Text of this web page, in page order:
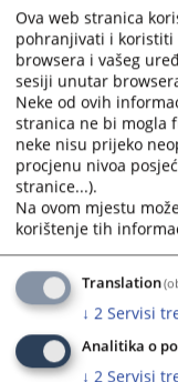
Mirza
postupke i etiku
+387 (0)33 704 614
Almisa Zulović
za disciplinske
funkcija
+387 (0)33 707 536
Jasmin Čalija, šef
napredovanje
+387 (0)33 707 560
Vesna Pirija , šef
Ova web stranica
pohranjivati i koristiti
browsera i vašeg
sesiji unutar
Neke od ovih
stranica ne bi mogla
neke nisu prijeko
procjenu nivoa
stranice...).
Na ovom mjestu
korištenje tih
Translation
↓ 2 Servisi
Analitika o
↓ 2 Servisi